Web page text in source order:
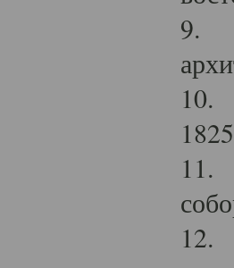
9.
10.
11.
12.